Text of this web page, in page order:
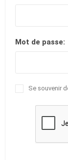
Mot de passe:
Se souvenir